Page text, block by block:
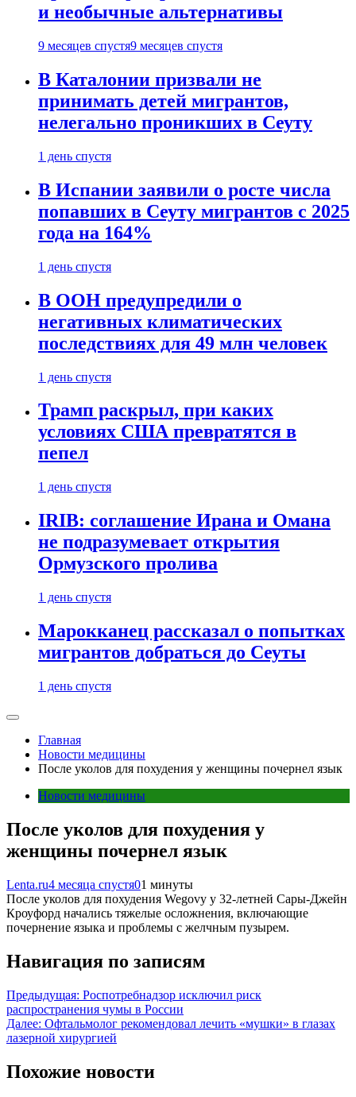
и необычные альтернативы
9 месяцев спустя9 месяцев спустя
В Каталонии призвали не
принимать детей мигрантов,
нелегально проникших в Сеуту
1 день спустя
В Испании заявили о росте числа
попавших в Сеуту мигрантов с 2025
года на 164%
1 день спустя
В ООН предупредили о
негативных климатических
последствиях для 49 млн человек
1 день спустя
Трамп раскрыл, при каких
условиях США превратятся в
пепел
1 день спустя
IRIB: соглашение Ирана и Омана
не подразумевает открытия
Ормузского пролива
1 день спустя
Марокканец рассказал о попытках
мигрантов добраться до Сеуты
1 день спустя
Главная
Новости медицины
После уколов для похудения у женщины почернел язык
Новости медицины
После уколов для похудения у
женщины почернел язык
Lenta.ru4 месяца спустя01 минуты
После уколов для похудения Wegovy у 32-летней Сары-Джейн
Кроуфорд начались тяжелые осложнения, включающие
почернение языка и проблемы с желчным пузырем.
Навигация по записям
Предыдущая: Роспотребнадзор исключил риск
распространения чумы в России
Далее: Офтальмолог рекомендовал лечить «мушки» в глазах
лазерной хирургией
Похожие новости